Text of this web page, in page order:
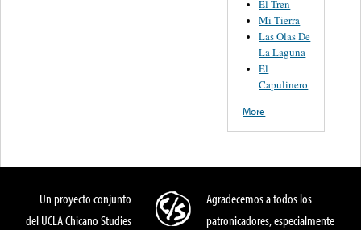
El Tren
Mi Tierra
Las Olas De
La Laguna
El
Capulinero
More
Un proyecto conjunto
del UCLA Chicano Studies
Agradecemos a todos los
patronicadores, especialmente